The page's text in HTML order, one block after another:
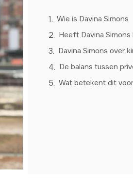
Wie is Davina Simons
Heeft Davina Simons
Davina Simons over
De balans tussen
Wat betekent dit